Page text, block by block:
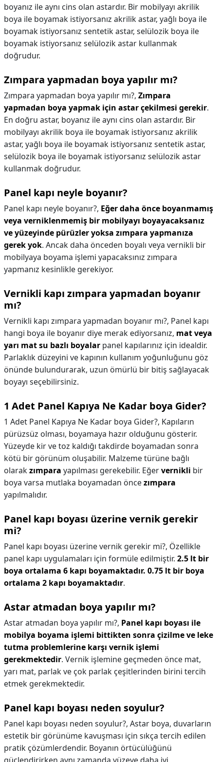
boyanız ile aynı cins olan astardır. Bir mobilyayı akrilik
boya ile boyamak istiyorsanız akrilik astar, yağlı boya ile
boyamak istiyorsanız sentetik astar, selülozik boya ile
boyamak istiyorsanız selülozik astar kullanmak
doğrudur.
Zımpara yapmadan boya yapılır mı?
Zımpara yapmadan boya yapılır mı?, Zımpara
yapmadan boya yapmak için astar çekilmesi gerekir.
En doğru astar, boyanız ile aynı cins olan astardır. Bir
mobilyayı akrilik boya ile boyamak istiyorsanız akrilik
astar, yağlı boya ile boyamak istiyorsanız sentetik astar,
selülozik boya ile boyamak istiyorsanız selülozik astar
kullanmak doğrudur.
Panel kapı neyle boyanır?
Panel kapı neyle boyanır?, Eğer daha önce boyanmamış
veya verniklenmemiş bir mobilyayı boyayacaksanız
ve yüzeyinde pürüzler yoksa zımpara yapmanıza
gerek yok. Ancak daha önceden boyalı veya vernikli bir
mobilyaya boyama işlemi yapacaksınız zımpara
yapmanız kesinlikle gerekiyor.
Vernikli kapı zımpara yapmadan boyanır
mı?
Vernikli kapı zımpara yapmadan boyanır mı?, Panel kapı
hangi boya ile boyanır diye merak ediyorsanız, mat veya
yarı mat su bazlı boyalar panel kapılarınız için idealdir.
Parlaklık düzeyini ve kapının kullanım yoğunluğunu göz
önünde bulundurarak, uzun ömürlü bir bitiş sağlayacak
boyayı seçebilirsiniz.
1 Adet Panel Kapıya Ne Kadar boya Gider?
1 Adet Panel Kapıya Ne Kadar boya Gider?, Kapıların
pürüzsüz olması, boyamaya hazır olduğunu gösterir.
Yüzeyde kir ve toz kaldığı takdirde boyamadan sonra
kötü bir görünüm oluşabilir. Malzeme türüne bağlı
olarakzımpara yapılması gerekebilir. Eğervernikli bir
boya varsa mutlaka boyamadan öncezımpara
yapılmalıdır.
Panel kapı boyası üzerine vernik gerekir
mi?
Panel kapı boyası üzerine vernik gerekir mi?, Özellikle
panel kapı uygulamaları için formüle edilmiştir. 2.5 lt bir
boya ortalama 6 kapı boyamaktadır. 0.75 lt bir boya
ortalama 2 kapı boyamaktadır.
Astar atmadan boya yapılır mı?
Astar atmadan boya yapılır mı?, Panel kapı boyası ile
mobilya boyama işlemi bittikten sonra çizilme ve leke
tutma problemlerine karşı vernik işlemi
gerekmektedir. Vernik işlemine geçmeden önce mat,
yarı mat, parlak ve çok parlak çeşitlerinden birini tercih
etmek gerekmektedir.
Panel kapı boyası neden soyulur?
Panel kapı boyası neden soyulur?, Astar boya, duvarların
estetik bir görünüme kavuşması için sıkça tercih edilen
pratik çözümlerdendir. Boyanın örtücülüğünü